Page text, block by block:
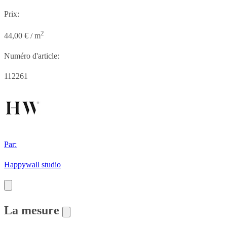
Prix:
44,00 € / m2
Numéro d'article:
112261
Par:
Happywall studio
La mesure